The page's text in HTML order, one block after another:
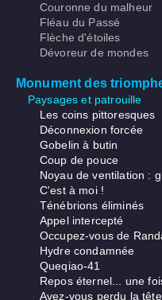
Couronne du malheur
Fléau du Passé
Flèche d'étoiles
Dévoreur de mondes
Monument des
Paysages et patrouille
Les coins pittoresques
Déconnexion forcée
Gobelin à butin
Coup de pouce
Noyau de ventilation :
C'est à moi !
Ténébrions éliminés
Appel intercepté
Occupez-vous de
Hydre condamnée
Queqiao-41
Repos éternel... une
Avez-vous perdu la